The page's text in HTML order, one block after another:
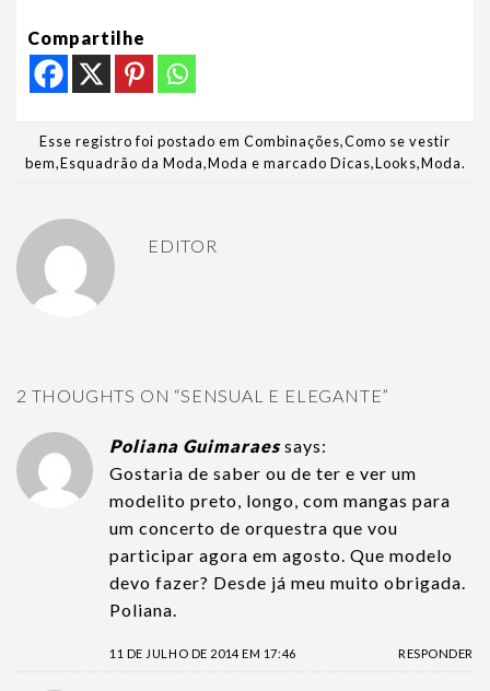
Compartilhe
Esse registro foi postado em Combinações,Como se vestir
bem,Esquadrão da Moda,Moda e marcado Dicas,Looks,Moda.
EDITOR
2 THOUGHTS ON “SENSUAL E ELEGANTE”
Poliana Guimaraes says:
Gostaria de saber ou de ter e ver um
modelito preto, longo, com mangas para
um concerto de orquestra que vou
participar agora em agosto. Que modelo
devo fazer? Desde já meu muito obrigada.
Poliana.
11 DE JULHO DE 2014 EM 17:46 RESPONDER